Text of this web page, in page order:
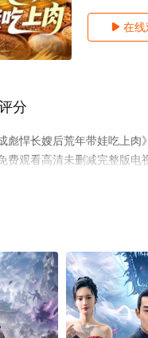
 在线
分
彪悍长嫂后荒年带娃吃上
费观看高清未删减完整版